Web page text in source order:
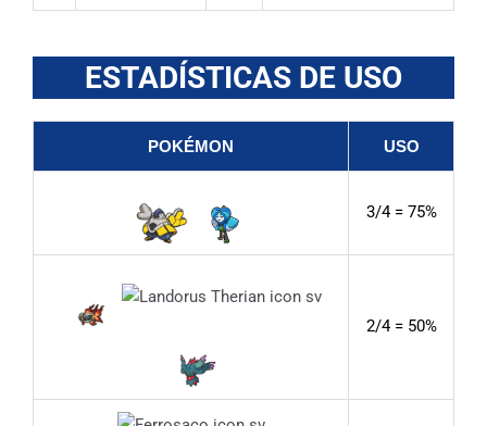
ESTADÍSTICAS DE USO
POKÉMON USO
3/4 = 75%
2/4 = 50%